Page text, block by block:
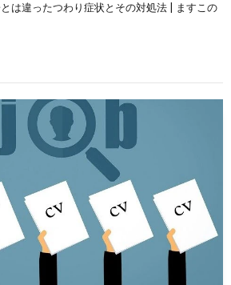
とは違ったつわり症状とその対処法 | ますこの